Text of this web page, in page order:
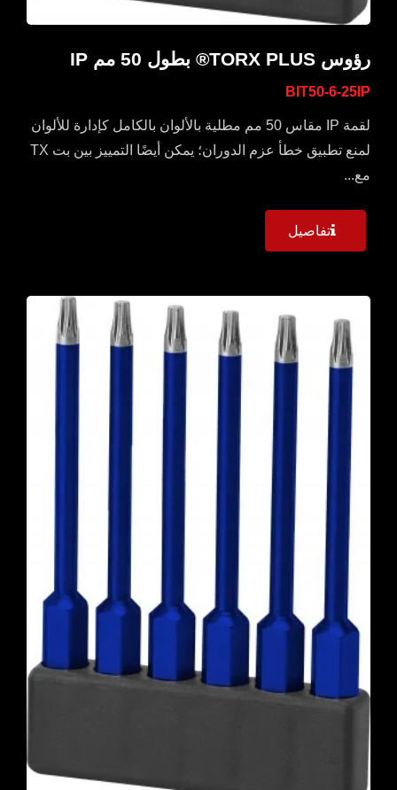
رؤوس TORX PLUS® بطول 50 مم IP
BIT50-6-25IP
لقمة IP مقاس 50 مم مطلية بالألوان بالكامل كإدارة للألوان
لمنع تطبيق خطأ عزم الدوران؛ يمكن أيضًا التمييز بين بت TX
مع...
تفاصيل